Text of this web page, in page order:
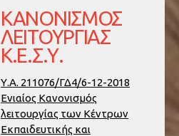
ΚΑΝΟΝΙΣΜΌΣ
ΛΕΙΤΟΥΡΓΊΑΣ
Κ.Ε.Σ.Υ.
Υ.Α. 211076/ΓΔ4/6-12-2018
Ενιαίος Κανονισμός
λειτουργίας των Κέντρων
Εκπαιδευτικής και